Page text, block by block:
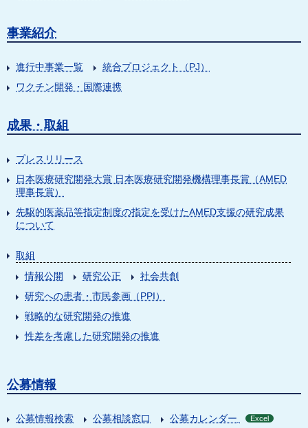
事業紹介
進行中事業一覧
統合プロジェクト（PJ）
ワクチン開発・国際連携
成果・取組
プレスリリース
日本医療研究開発大賞 日本医療研究開発機構理事長賞（AMED
理事長賞）
先駆的医薬品等指定制度の指定を受けたAMED支援の研究成果
について
取組
情報公開
研究公正
社会共創
研究への患者・市民参画（PPI）
戦略的な研究開発の推進
性差を考慮した研究開発の推進
公募情報
公募情報検索 公募相談窓口 公募カレンダー Excel